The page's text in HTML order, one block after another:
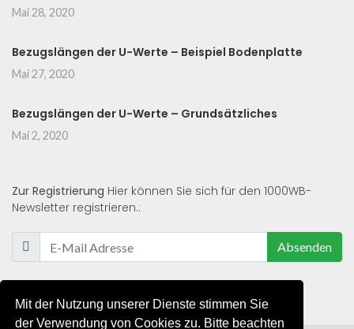
Mit der Nutzung unserer Dienste stimmen Sie
der Verwendung von Cookies zu. Bitte beachten
Mai 28, 2020
Bezugslängen der U-Werte – Beispiel Bodenplatte
Mai 27, 2020
Bezugslängen der U-Werte – Grundsätzliches
Mai 2, 2020
Zur Registrierung Hier können Sie sich für den 1000WB-
Newsletter registrieren.:
Absenden